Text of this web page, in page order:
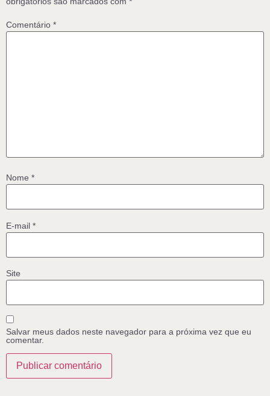
Comentário *
Nome *
E-mail *
Site
Salvar meus dados neste navegador para a próxima vez que eu
comentar.